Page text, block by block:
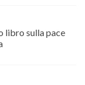
libro sulla pace